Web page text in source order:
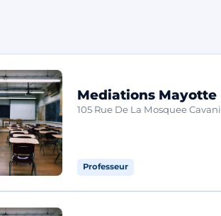
Mediations Mayotte
105 Rue De La Mosquee Cavani
Professeur